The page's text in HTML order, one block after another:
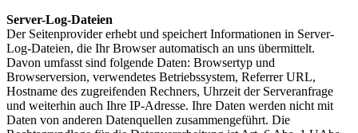
Server-Log-Dateien
Der Seitenprovider erhebt und speichert Informationen in Server-
Log-Dateien, die Ihr Browser automatisch an uns übermittelt.
Davon umfasst sind folgende Daten: Browsertyp und
Browserversion, verwendetes Betriebssystem, Referrer URL,
Hostname des zugreifenden Rechners, Uhrzeit der Serveranfrage
und weiterhin auch Ihre IP-Adresse. Ihre Daten werden nicht mit
Daten von anderen Datenquellen zusammengeführt. Die